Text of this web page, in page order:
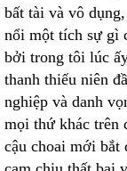
bất tài và vô
nổi một tích sự gì
bởi trong tôi lúc
thanh thiếu niên
nghiệp và danh
mọi thứ khác trên
cậu choai mới bắt